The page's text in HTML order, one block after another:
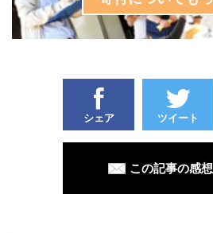
シェア ツイート
この記事の感